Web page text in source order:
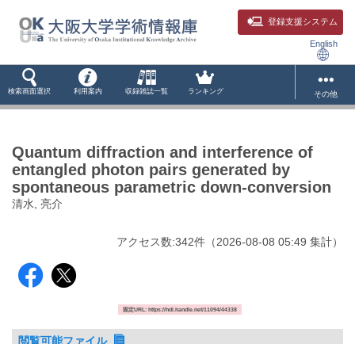
登録支援システム
English
検索画面選択 利用案内 収録雑誌一覧 ランキング その他
Quantum diffraction and interference of
entangled photon pairs generated by
spontaneous parametric down-conversion
清水, 亮介
アクセス数:342件 （2026-08-08 05:49 集計）
固定URL: https://hdl.handle.net/11094/44338
閲覧可能ファイル